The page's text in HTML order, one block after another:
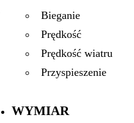
Bieganie
Prędkość
Prędkość wiatru
Przyspieszenie
WYMIAR